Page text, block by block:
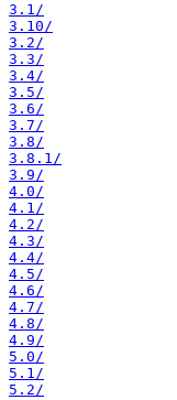
3.1/
3.10/
3.2/
3.3/
3.4/
3.5/
3.6/
3.7/
3.8/
3.8.1/
3.9/
4.0/
4.1/
4.2/
4.3/
4.4/
4.5/
4.6/
4.7/
4.8/
4.9/
5.0/
5.1/
5.2/